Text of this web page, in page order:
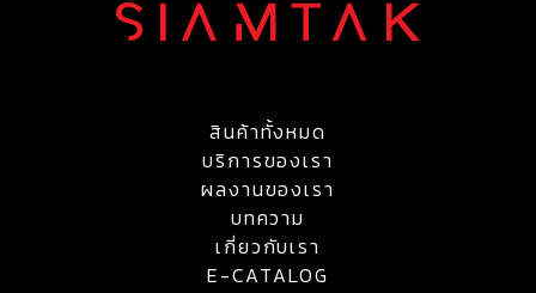
สินค้าทั้งหมด
บริการของเรา
ผลงานของเรา
บทความ
เกี่ยวกับเรา
E-CATALOG